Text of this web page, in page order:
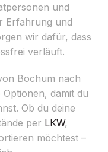
und
Erfahrung und
wir dafür, dass
verläuft.
Bochum nach
damit du
Ob du deine
per LKW,
möchtest –